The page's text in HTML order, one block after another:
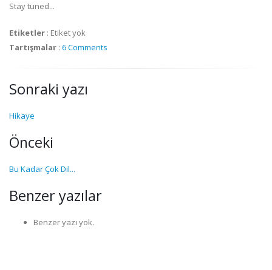
Stay tuned...
Etiketler : Etiket yok
Tartışmalar : 6 Comments
Sonraki yazı
Hikaye
Önceki
Bu Kadar Çok Dil...
Benzer yazılar
Benzer yazı yok.